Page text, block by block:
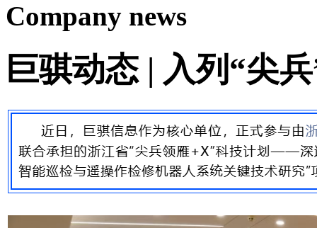
Company news
巨骐动态 | 入列“尖